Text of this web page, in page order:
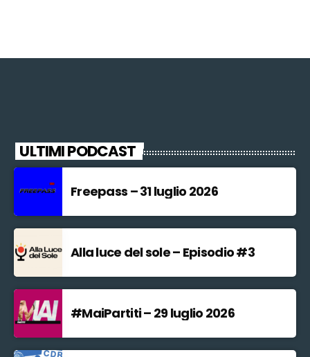
ULTIMI PODCAST
Freepass – 31 luglio 2026
Alla luce del sole – Episodio #3
#MaiPartiti – 29 luglio 2026